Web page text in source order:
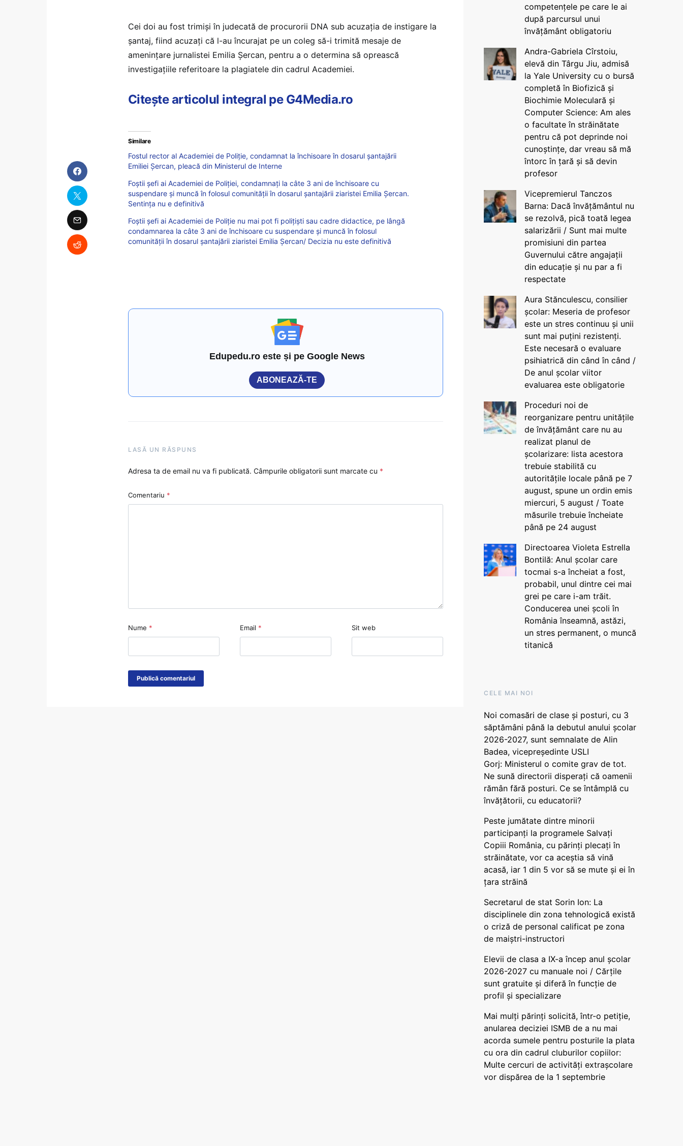
Cei doi au fost trimişi în judecată de procurorii DNA sub acuzația de instigare la
șantaj, fiind acuzați că l-au încurajat pe un coleg să-i trimită mesaje de
ameninţare jurnalistei Emilia Şercan, pentru a o determina să oprească
investigaţiile referitoare la plagiatele din cadrul Academiei.
Citește articolul integral pe G4Media.ro
Similare
Fostul rector al Academiei de Poliție, condamnat la închisoare în dosarul șantajării
Emiliei Șercan, pleacă din Ministerul de Interne
Foștii șefi ai Academiei de Poliției, condamnați la câte 3 ani de închisoare cu
suspendare și muncă în folosul comunității în dosarul șantajării ziaristei Emilia Șercan.
Sentința nu e definitivă
Foștii șefi ai Academiei de Poliție nu mai pot fi polițiști sau cadre didactice, pe lângă
condamnarea la câte 3 ani de închisoare cu suspendare și muncă în folosul
comunității în dosarul șantajării ziaristei Emilia Șercan/ Decizia nu este definitivă
Edupedu.ro este și pe Google News
ABONEAZĂ-TE
LASĂ UN RĂSPUNS
Adresa ta de email nu va fi publicată. Câmpurile obligatorii sunt marcate cu *
Comentariu *
Nume * Email * Sit web
competențele pe care le ai
după parcursul unui
învățământ obligatoriu
Andra-Gabriela Cîrstoiu,
elevă din Târgu Jiu, admisă
la Yale University cu o bursă
completă în Biofizică și
Biochimie Moleculară și
Computer Science: Am ales
o facultate în străinătate
pentru că pot deprinde noi
cunoștințe, dar vreau să mă
întorc în țară și să devin
profesor
Vicepremierul Tanczos
Barna: Dacă învățământul nu
se rezolvă, pică toată legea
salarizării / Sunt mai multe
promisiuni din partea
Guvernului către angajații
din educație și nu par a fi
respectate
Aura Stănculescu, consilier
școlar: Meseria de profesor
este un stres continuu și unii
sunt mai puțini rezistenți.
Este necesară o evaluare
psihiatrică din când în când /
De anul școlar viitor
evaluarea este obligatorie
Proceduri noi de
reorganizare pentru unitățile
de învățământ care nu au
realizat planul de
școlarizare: lista acestora
trebuie stabilită cu
autoritățile locale până pe 7
august, spune un ordin emis
miercuri, 5 august / Toate
măsurile trebuie încheiate
până pe 24 august
Directoarea Violeta Estrella
Bontilă: Anul școlar care
tocmai s-a încheiat a fost,
probabil, unul dintre cei mai
grei pe care i-am trăit.
Conducerea unei școli în
România înseamnă, astăzi,
un stres permanent, o muncă
titanică
CELE MAI NOI
Noi comasări de clase și posturi, cu 3
săptămâni până la debutul anului școlar
2026-2027, sunt semnalate de Alin
Badea, vicepreședinte USLI
Gorj: Ministerul o comite grav de tot.
Ne sună directorii disperați că oamenii
rămân fără posturi. Ce se întâmplă cu
învățătorii, cu educatorii?
Peste jumătate dintre minorii
participanți la programele Salvați
Copiii România, cu părinți plecați în
străinătate, vor ca aceștia să vină
acasă, iar 1 din 5 vor să se mute și ei în
țara străină
Secretarul de stat Sorin Ion: La
disciplinele din zona tehnologică există
o criză de personal calificat pe zona
de maiștri-instructori
Elevii de clasa a IX-a încep anul școlar
2026-2027 cu manuale noi / Cărțile
sunt gratuite și diferă în funcție de
profil și specializare
Mai mulți părinți solicită, într-o petiție,
anularea deciziei ISMB de a nu mai
acorda sumele pentru posturile la plata
cu ora din cadrul cluburilor copiilor:
Multe cercuri de activități extrașcolare
vor dispărea de la 1 septembrie